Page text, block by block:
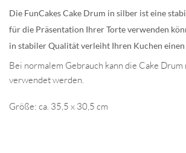
Die FunCakes Cake Drum in silber ist eine
für die Präsentation Ihrer Torte verwenden
in stabiler Qualität verleiht Ihren Kuchen
Bei normalem Gebrauch kann die Cake Drum
verwendet werden.
Größe: ca. 35,5 x 30,5 cm